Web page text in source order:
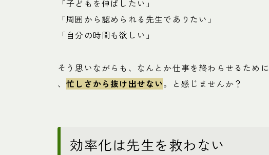
「子どもを伸ばしたい」
「周囲から認められる先生でありたい」
「自分の時間も欲しい」
そう思いながらも、なんとか仕事を終わらせるために
、忙しさから抜け出せない。と感じませんか？
効率化は先生を救わない